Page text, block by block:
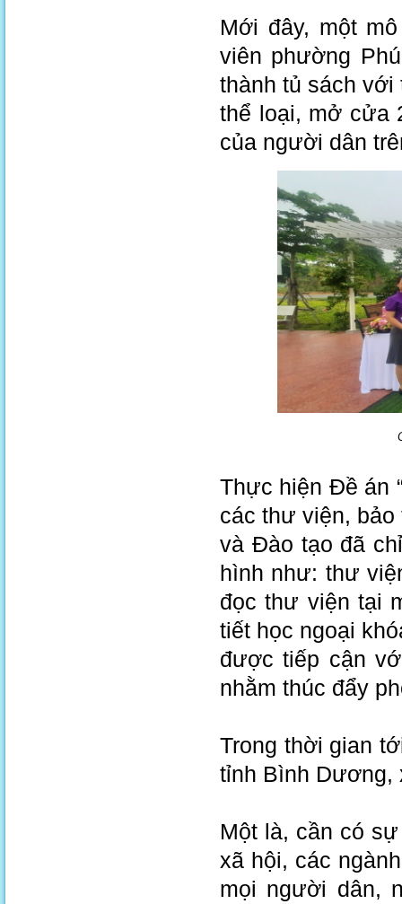
Mới đây, một
viên phường
thành tủ sách với
thể loại, mở cửa
của người dân
Thực hiện Đề án
các thư viện, bảo
và Đào tạo đã
hình như: thư
đọc thư viện tại
tiết học ngoại
được tiếp cận
nhằm thúc đẩy
Trong thời gian
tỉnh Bình Dương,
Một là, cần có
xã hội, các
mọi người dân,